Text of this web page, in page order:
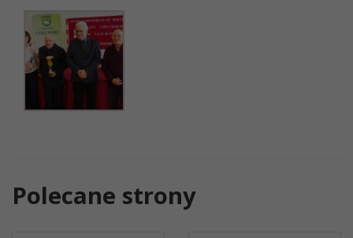
Polecane strony